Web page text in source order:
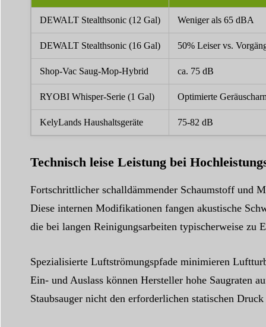
DEWALT Stealthsonic (12 Gal) Weniger als 65 dBA
DEWALT Stealthsonic (16 Gal) 50% Leiser vs.
Shop-Vac Saug-Mop-Hybrid ca. 75 dB
RYOBI Whisper-Serie (1 Gal) Optimierte
KelyLands Haushaltsgeräte 75-82 dB
Technisch leise Leistung bei
Fortschrittlicher schalldämmender Schaumstoff und
Diese internen Modifikationen fangen akustische
die bei langen Reinigungsarbeiten typischerweise zu
Spezialisierte Luftströmungspfade minimieren
Ein- und Auslass können Hersteller hohe Saugraten
Staubsauger nicht den erforderlichen statischen